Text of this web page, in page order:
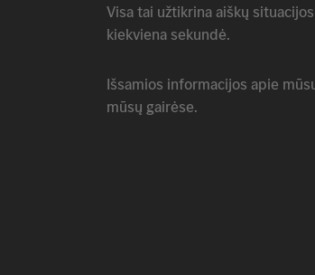
Visa tai užtikrina aiškų
kiekviena sekundė.
Išsamios informacijos apie
mūsų gairėse.